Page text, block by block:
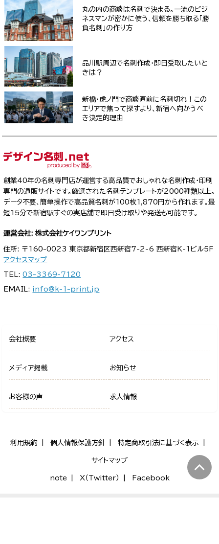
丸の内の商談は名刺で決まる。一流のビジ
ネスマンが密かに使う、信頼を勝ち取る「勝
負名刺」の作り方
品川駅周辺で名刺作成・即日受取したいと
きは？
新橋・虎ノ門で商談直前に名刺切れ！この
エリアで焦って探すより、新宿へ向かうべ
き決定的理由
創業40年の名刺専門店が運営する高品質でおしゃれな名刺作成・印刷
専門の通販サイトです。厳選された名刺テンプレートが2000種類以上。
データ不要、簡単操作で高品質名刺が100枚1,870円から作れます。最
短15分で新宿駅すぐの実店舗で即日受け取りや発送も可能です。
運営会社: 株式会社ケイワンプリント
住所: 〒160-0023 東京都新宿区西新宿7-2-6 西新宿K-1ビル5F
アクセスマップ
TEL:03-3369-7120
EMAIL: info@k-1-print.jp
会社概要 アクセス
メディア掲載 お知らせ
お客様の声 求人情報
利用規約 個人情報保護方針 特定商取引法に基づく表示
サイトマップ
note X（Twitter） Facebook